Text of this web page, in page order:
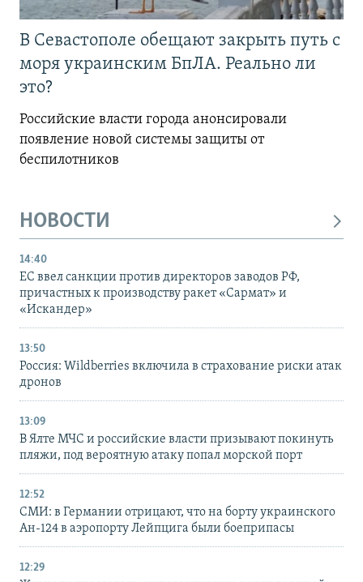
В Севастополе обещают закрыть путь с
моря украинским БпЛА. Реально ли
это?
Российские власти города анонсировали
появление новой системы защиты от
беспилотников
НОВОСТИ
14:40
ЕС ввел санкции против директоров заводов РФ,
причастных к производству ракет «Сармат» и
«Искандер»
13:50
Россия: Wildberries включила в страхование риски атак
дронов
13:09
В Ялте МЧС и российские власти призывают покинуть
пляжи, под вероятную атаку попал морской порт
12:52
СМИ: в Германии отрицают, что на борту украинского
Ан-124 в аэропорту Лейпцига были боеприпасы
12:29